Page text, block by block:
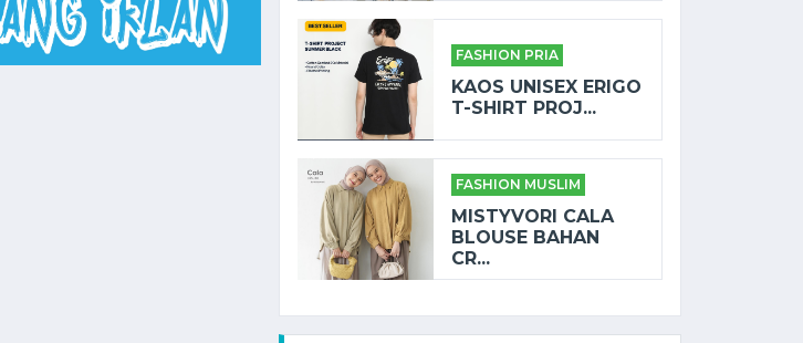
FASHION PRIA
KAOS UNISEX ERIGO
T-SHIRT PROJ...
FASHION MUSLIM
MISTYVORI CALA
BLOUSE BAHAN
CR...